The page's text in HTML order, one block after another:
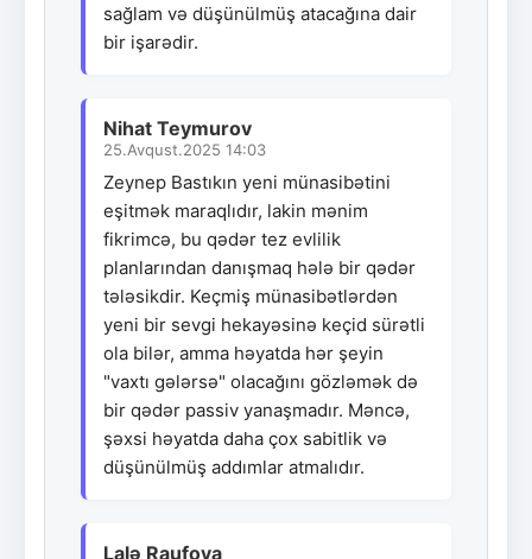
sağlam və düşünülmüş atacağına dair
bir işarədir.
Nihat Teymurov
25.Avqust.2025 14:03
Zeynep Bastıkın yeni münasibətini
eşitmək maraqlıdır, lakin mənim
fikrimcə, bu qədər tez evlilik
planlarından danışmaq hələ bir qədər
tələsikdir. Keçmiş münasibətlərdən
yeni bir sevgi hekayəsinə keçid sürətli
ola bilər, amma həyatda hər şeyin
"vaxtı gələrsə" olacağını gözləmək də
bir qədər passiv yanaşmadır. Məncə,
şəxsi həyatda daha çox sabitlik və
düşünülmüş addımlar atmalıdır.
Lalə Raufova